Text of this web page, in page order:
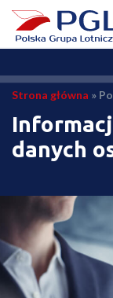
Strona główna »
danych